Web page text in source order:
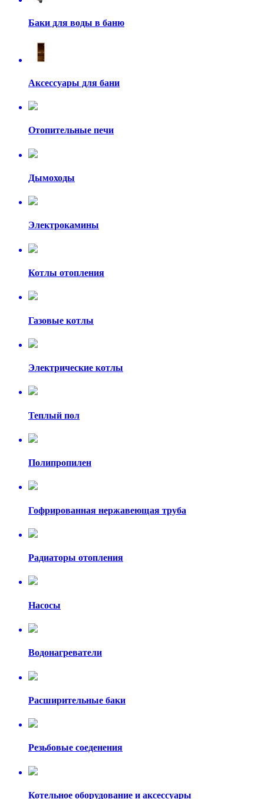
Баки для воды в баню
Аксессуары для бани
Отопительные печи
Дымоходы
Электрокамины
Котлы отопления
Газовые котлы
Электрические котлы
Теплый пол
Полипропилен
Гофрированная нержавеющая труба
Радиаторы отопления
Насосы
Водонагреватели
Расширительные баки
Резьбовые соеденения
Котельное оборудование и аксессуары